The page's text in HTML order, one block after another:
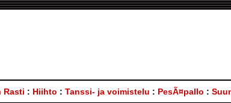
Rasti : Hiihto : Tanssi- ja voimistelu : PesÃ¤pallo :